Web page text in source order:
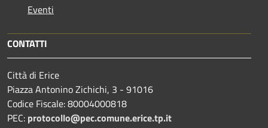
Eventi
CONTATTI
Città di Erice
Piazza Antonino Zichichi, 3 - 91016
Codice Fiscale: 80004000818
PEC: protocollo@pec.comune.erice.tp.it